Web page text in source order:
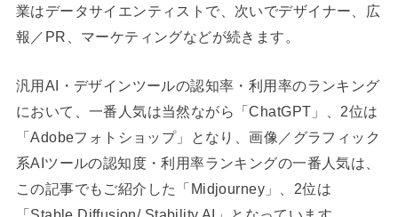
業はデータサイエンティストで、次いでデザイナー、広
報／PR、マーケティングなどが続きます。
汎用AI・デザインツールの認知率・利用率のランキング
において、一番人気は当然ながら「ChatGPT」、2位は
「Adobeフォトショップ」となり、画像／グラフィック
系AIツールの認知度・利用率ランキングの一番人気は、
この記事でもご紹介した「Midjourney」、2位は